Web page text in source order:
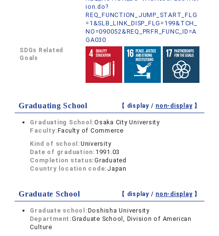
ion.do?
REQ_FUNCTION_JUMP_START_FLG
=1&SLB_LINK_DISP_FLG=199&TCH_
NO=090052&REQ_PRFR_FUNC_ID=A
GA030
SDGs Related
Goals
Graduating School 【 display / non-display】
Graduating School:Osaka City University
Faculty:Faculty of Commerce
Kind of school:University
Date of graduation: 1991.03
Completion status:Graduated
Country location code: Japan
Graduate School 【 display / non-display】
Graduate school:Doshisha University
Department:Graduate School, Division of American
Culture